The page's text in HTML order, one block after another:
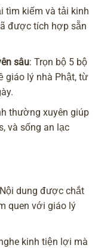
tìm kiếm và tải kinh
được tích hợp sẵn
sâu: Trọn bộ 5 bộ
giáo lý nhà Phật, từ
thường xuyên giúp
và sống an lạc
dung được chắt
quen với giáo lý
kinh tiện lợi mà